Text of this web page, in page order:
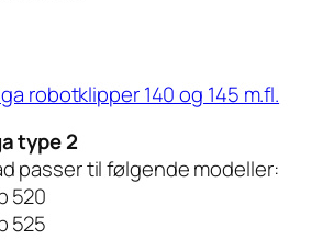
robotklipper 140 og 145 m.fl.
type 2
passer til følgende modeller:
520
525